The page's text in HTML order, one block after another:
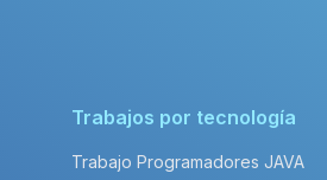
Trabajos por tecnología
Trabajo Programadores JAVA